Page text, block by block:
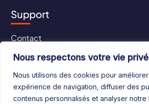
Nous respectons votre vie
Nous utilisons des cookies pour
expérience de navigation, diffuser des
contenus personnalisés et analyser notre
Support
Contact
CGU
CGV